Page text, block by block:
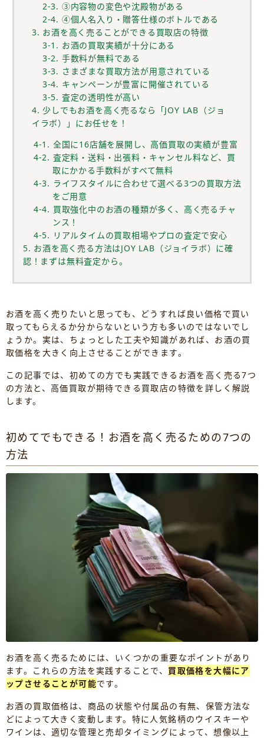
2-3. ③内容物の変色や沈殿物がある
2-4. ④個人名入り・贈答仕様のボトルである
3. お酒を高く売ることができる買取店の特徴
3-1. お酒の買取実績が十分にある
3-2. 手数料が無料である
3-3. さまざまな買取方法が用意されている
3-4. キャンペーンが豊富に開催されている
3-5. 査定の透明性が高い
4. 少しでもお酒を高く売るなら「JOY LAB（ジョ
イラボ）」にお任せを！
4-1. 全国に16店舗を展開し、高価買取の実績が豊富
4-2. 査定料・送料・出張料・キャンセル料など、買
取にかかる手数料がすべて無料
4-3. ライフスタイルに合わせて選べる3つの買取方法
をご用意
4-4. 買取強化中のお酒の種類が多く、高く売るチャ
ンス！
4-5. リアルタイムの買取相場やプロの査定で安心
5. お酒を高く売る方法はJOY LAB（ジョイラボ）に確
認！まずは無料査定から。
お酒を高く売りたいと思っても、どうすれば良い価格で買い
取ってもらえるか分からないという方も多いのではないでし
ょうか。実は、ちょっとした工夫や知識があれば、お酒の買
取価格を大きく向上させることができます。
この記事では、初めての方でも実践できるお酒を高く売る7つ
の方法と、高価買取が期待できる買取店の特徴を詳しく解説
します。
初めてでもできる！お酒を高く売るための7つの
方法
お酒を高く売るためには、いくつかの重要なポイントがあり
ます。これらの方法を実践することで、 買取価格を大幅にア
ップさせることが可能です。
お酒の買取価格は、商品の状態や付属品の有無、保管方法な
どによって大きく変動します。特に人気銘柄のウイスキーや
ワインは、適切な管理と売却タイミングによって、想像以上